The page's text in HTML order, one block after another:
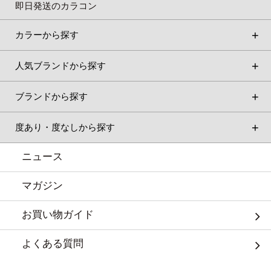
即日発送のカラコン
カラーから探す
人気ブランドから探す
ブランドから探す
度あり・度なしから探す
ニュース
マガジン
お買い物ガイド
よくある質問